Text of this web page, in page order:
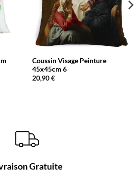
Coussin Visage Peinture
45x45cm 6
20,90€
Gratuite